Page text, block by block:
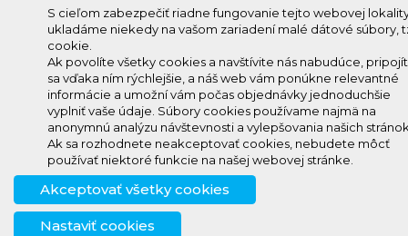
info@knh.sk
+421 903
294 997
Prihlásenie
Zmeniť
nastavenie
cookies
Odoberaj Kam na
Horehroní
Prihlás sa na odber a
dostávaj novinky ako prvý
S cieľom zabezpečiť riadne fungovanie tejto webovej
ukladáme niekedy na vašom zariadení malé dátové súbory,
cookie.
Ak povolíte všetky cookies a navštívite nás nabudúce,
sa vďaka ním rýchlejšie, a náš web vám ponúkne relevantné
informácie a umožní vám počas objednávky jednoduchšie
vyplniť vaše údaje. Súbory cookies používame najmä na
anonymnú analýzu návštevnosti a vylepšovania našich
Ak sa rozhodnete neakceptovať cookies, nebudete môcť
používať niektoré funkcie na našej webovej stránke.
Akceptovať všetky cookies
Nastaviť cookies